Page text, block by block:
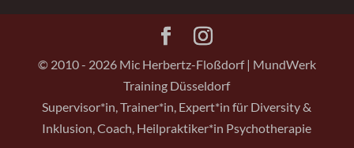
© 2010 - 2026 Mic Herbertz-Floßdorf | MundWerk
Training Düsseldorf
Supervisor*in, Trainer*in, Expert*in für Diversity &
Inklusion, Coach, Heilpraktiker*in Psychotherapie